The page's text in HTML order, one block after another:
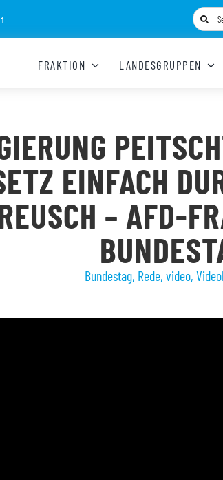
Suche
nach:
FRAKTION LANDESGRUPPEN
EINFACH
– AFD-
Bundestag, Rede, video,